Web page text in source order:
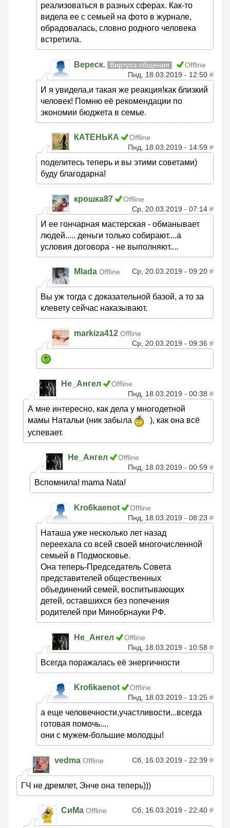
реализоваться в разных сферах. Как-то
видела ее с семьей на фото в журнале,
обрадовалась, словно родного человека
встретила.
Вереск. Виртуоз общения
Offline
Пнд, 18.03.2019 - 12:50 #
И я увидела,и такая же реакция!как близкий
человек! Помню её рекомендации по
экономии бюджета в семье.
КАТЕНЬКА
Offline
Пнд, 18.03.2019 - 14:59 #
поделитесь теперь и вы этими советами)
буду благодарна!
крошка87
Offline
Ср, 20.03.2019 - 07:14 #
И ее гончарная мастерская - обманывает
людей..... деньги только собирают....а
условия договора - не выполняют....
Mlada Offline Ср, 20.03.2019 - 09:20 #
Вы уж тогда с доказательной базой, а то за
клевету сейчас наказывают.
markiza412 Offline
Ср, 20.03.2019 - 09:36 #
Не_Ангел
Offline
Пнд, 18.03.2019 - 00:38 #
А мне интересно, как дела у многодетной
мамы Натальи (ник забыла
), как она всё
успевает.
Не_Ангел
Offline
Пнд, 18.03.2019 - 00:59 #
Вспомнила! mama Nata!
Kro6kaenot
Offline
Пнд, 18.03.2019 - 08:23 #
Наташа уже несколько лет назад
переехала со всей своей многочисленной
семьей в Подмосковье.
Она теперь-Председатель Совета
представителей общественных
объединений семей, воспитывающих
детей, оставшихся без попечения
родителей при Минобрнауки РФ.
Не_Ангел
Offline
Пнд, 18.03.2019 - 10:58 #
Всегда поражалась её энергичности
Kro6kaenot
Offline
Пнд, 18.03.2019 - 13:25 #
а еще человечности,участливости...всегда
готовая помочь....
они с мужем-большие молодцы!
vedma Offline Сб, 16.03.2019 - 22:39 #
ГЧ не дремлет, Энче она теперь)))
СиМа Offline Сб, 16.03.2019 - 22:40 #